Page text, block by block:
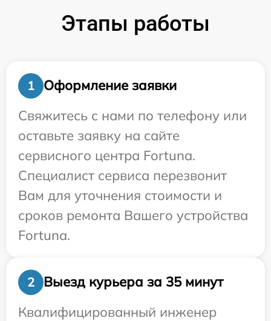
Этапы работы
1
Оформление заявки
Свяжитесь с нами по телефону или
оставьте заявку на сайте
сервисного центра Fortuna.
Специалист сервиса перезвонит
Вам для уточнения стоимости и
сроков ремонта Вашего устройства
Fortuna.
2
Выезд курьера за 35 минут
Квалифицированный инженер